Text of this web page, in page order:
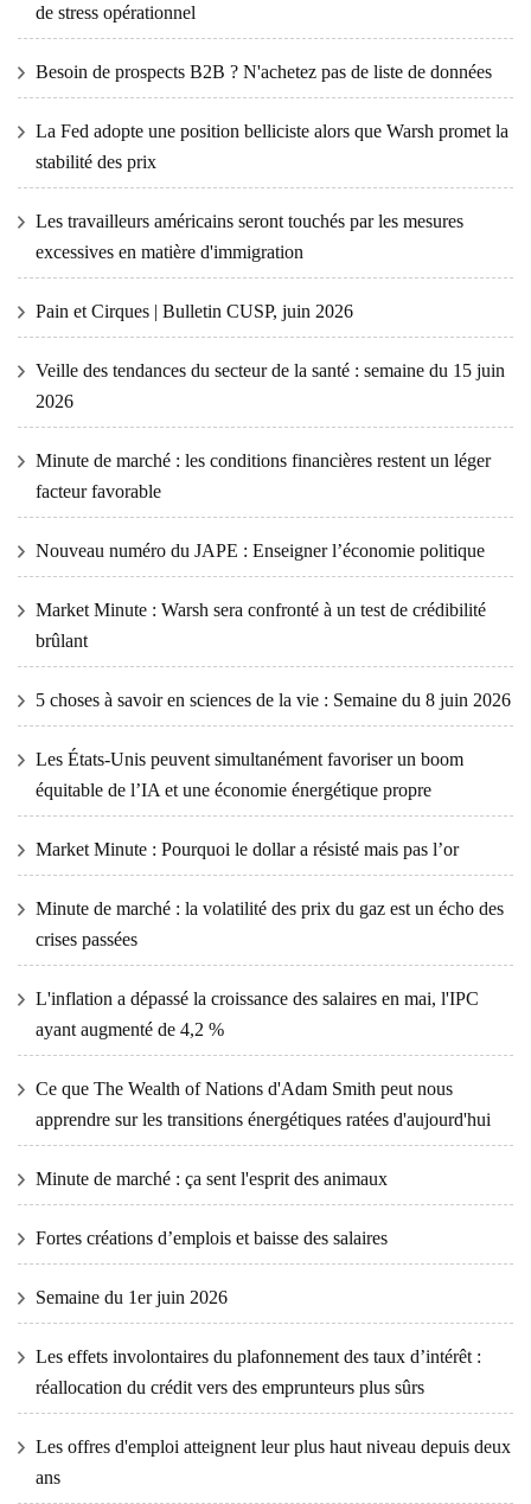
de stress opérationnel
Besoin de prospects B2B ? N'achetez pas de liste de données
La Fed adopte une position belliciste alors que Warsh promet la
stabilité des prix
Les travailleurs américains seront touchés par les mesures
excessives en matière d'immigration
Pain et Cirques | Bulletin CUSP, juin 2026
Veille des tendances du secteur de la santé : semaine du 15 juin
2026
Minute de marché : les conditions financières restent un léger
facteur favorable
Nouveau numéro du JAPE : Enseigner l’économie politique
Market Minute : Warsh sera confronté à un test de crédibilité
brûlant
5 choses à savoir en sciences de la vie : Semaine du 8 juin 2026
Les États-Unis peuvent simultanément favoriser un boom
équitable de l’IA et une économie énergétique propre
Market Minute : Pourquoi le dollar a résisté mais pas l’or
Minute de marché : la volatilité des prix du gaz est un écho des
crises passées
L'inflation a dépassé la croissance des salaires en mai, l'IPC
ayant augmenté de 4,2 %
Ce que The Wealth of Nations d'Adam Smith peut nous
apprendre sur les transitions énergétiques ratées d'aujourd'hui
Minute de marché : ça sent l'esprit des animaux
Fortes créations d’emplois et baisse des salaires
Semaine du 1er juin 2026
Les effets involontaires du plafonnement des taux d’intérêt :
réallocation du crédit vers des emprunteurs plus sûrs
Les offres d'emploi atteignent leur plus haut niveau depuis deux
ans